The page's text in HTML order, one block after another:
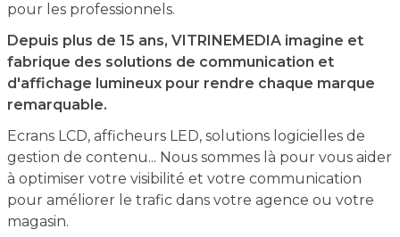
pour les professionnels.
Depuis plus de 15 ans, VITRINEMEDIA imagine et
fabrique des solutions de communication et
d'affichage lumineux pour rendre chaque marque
remarquable.
Ecrans LCD, afficheurs LED, solutions logicielles de
gestion de contenu... Nous sommes là pour vous aider
à optimiser votre visibilité et votre communication
pour améliorer le trafic dans votre agence ou votre
magasin.